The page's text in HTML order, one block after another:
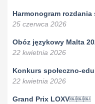
Harmonogram
25 czerwca 2026
Obóz językowy Malta
22 kwietnia 2026
Konkurs społeczno-
22 kwietnia 2026
Grand Prix LOXV￼￼￼